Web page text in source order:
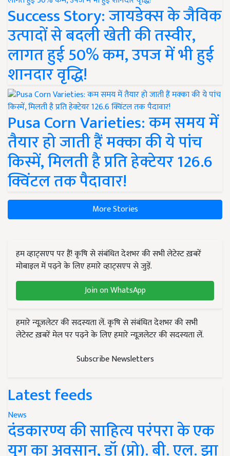
Success Story: जायडेक्स के जैविक
उत्पादों से बदली खेती की तस्वीर,
लागत हुई 50% कम, उपज में भी हुई
शानदार वृद्धि!
Pusa Corn Varieties: कम समय में
तैयार हो जाती हैं मक्का की ये पांच
किस्में, मिलती है प्रति हेक्टेयर 126.6
क्विंटल तक पैदावार!
More Stories
हम व्हाट्सएप पर हैं! कृषि से संबंधित देशभर की सभी लेटेस्ट ख़बरें
मोबाइल में पढ़ने के लिए हमारे व्हाट्सएप से जुड़ें.
Join on WhatsApp
हमारे न्यूज़लेटर की सदस्यता लें. कृषि से संबंधित देशभर की सभी
लेटेस्ट ख़बरें मेल पर पढ़ने के लिए हमारे न्यूज़लेटर की सदस्यता लें.
Subscribe Newsletters
Latest feeds
News
दंडकारण्य की साहित्य परंपरा के एक